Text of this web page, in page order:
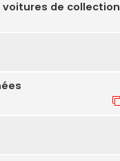
voitures de collection